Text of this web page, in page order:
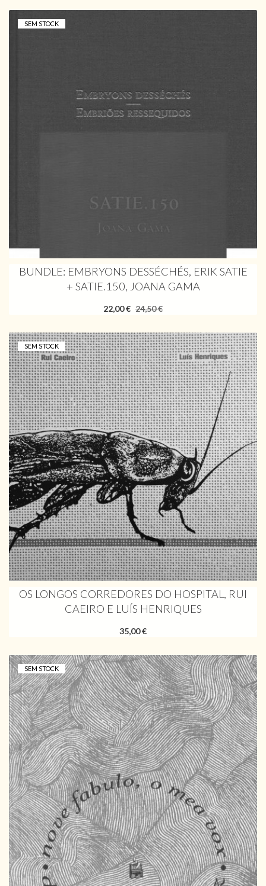
SEM STOCK
BUNDLE: EMBRYONS DESSÉCHÉS, ERIK SATIE
+ SATIE.150, JOANA GAMA
22,00 € 24,50 €
SEM STOCK
OS LONGOS CORREDORES DO HOSPITAL, RUI
CAEIRO E LUÍS HENRIQUES
35,00 €
SEM STOCK